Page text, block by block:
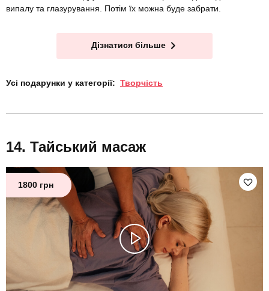
випалу та глазурування. Потім їх можна буде забрати.
Дізнатися більше
Усі подарунки у категорії: Творчість
Тайський масаж
1800 грн